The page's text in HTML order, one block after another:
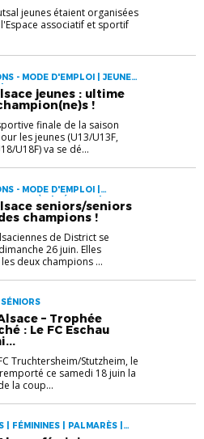
jeunes étaient organisées
associatif et sportif
- MODE D'EMPLOI | JEUNES
VIE DU DISTRICT
jeunes : ultime
!
finale de la saison
les jeunes (U13/U13F,
U18F) va se dé...
- MODE D'EMPLOI |
| SÉNIORS | VIE DU
seniors/seniors
champions !
de District se
26 juin. Elles
deux champions ...
– Trophée
: Le FC Eschau
Truchtersheim/Stutzheim, le
remporté ce samedi 18 juin la
la coup...
| FÉMININES | PALMARÈS |